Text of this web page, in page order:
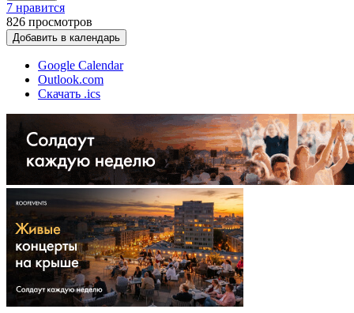
7 нравится
826 просмотров
Добавить в календарь
Google Calendar
Outlook.com
Скачать .ics